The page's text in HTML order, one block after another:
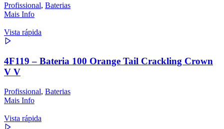
Profissional, Baterias
Mais Info
Vista rápida
4F119 – Bateria 100 Orange Tail Crackling Crown
V V
Profissional, Baterias
Mais Info
Vista rápida